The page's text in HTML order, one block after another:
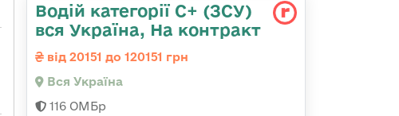
Водій категорії С+ (ЗСУ)
вся Україна, На контракт
від 20151 до 120151 грн
Вся Україна
116 ОМБр